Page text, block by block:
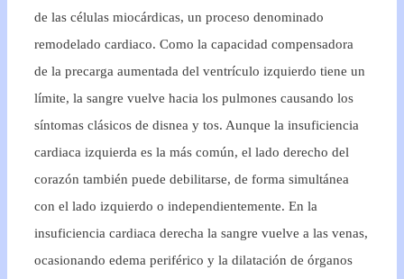
de las células miocárdicas, un proceso denominado
remodelado cardiaco. Como la capacidad compensadora
de la precarga aumentada del ventrículo izquierdo tiene un
límite, la sangre vuelve hacia los pulmones causando los
síntomas clásicos de disnea y tos. Aunque la insuficiencia
cardiaca izquierda es la más común, el lado derecho del
corazón también puede debilitarse, de forma simultánea
con el lado izquierdo o independientemente. En la
insuficiencia cardiaca derecha la sangre vuelve a las venas,
ocasionando edema periférico y la dilatación de órganos